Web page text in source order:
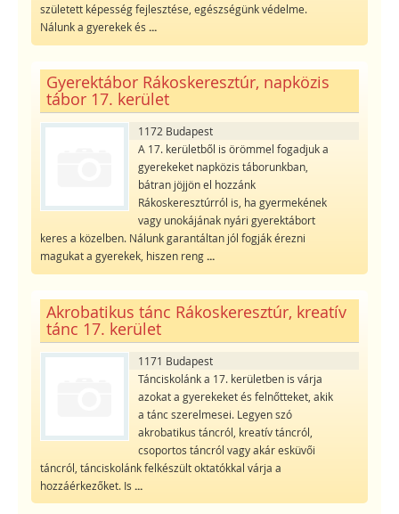
született képesség fejlesztése, egészségünk védelme.
Nálunk a gyerekek és ...
Gyerektábor Rákoskeresztúr, napközis
tábor 17. kerület
1172 Budapest
A 17. kerületből is örömmel fogadjuk a
gyerekeket napközis táborunkban,
bátran jöjjön el hozzánk
Rákoskeresztúrról is, ha gyermekének
vagy unokájának nyári gyerektábort
keres a közelben. Nálunk garantáltan jól fogják érezni
magukat a gyerekek, hiszen reng...
Akrobatikus tánc Rákoskeresztúr, kreatív
tánc 17. kerület
1171 Budapest
Tánciskolánk a 17. kerületben is várja
azokat a gyerekeket és felnőtteket, akik
a tánc szerelmesei. Legyen szó
akrobatikus táncról, kreatív táncról,
csoportos táncról vagy akár esküvői
táncról, tánciskolánk felkészült oktatókkal várja a
hozzáérkezőket. Is ...